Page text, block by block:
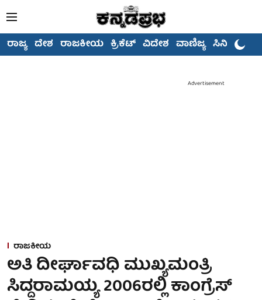
ರಾಜ್ಯ ದೇಶ ರಾಜಕೀಯ ಕ್ರಿಕೆಟ್ ವಿದೇಶ ವಾಣಿಜ್ಯ ಸಿನಿಮಾ
Advertisement
ರಾಜಕೀಯ
ಅತಿ ದೀರ್ಘಾವಧಿ ಮುಖ್ಯಮಂತ್ರಿ
ಸಿದ್ದರಾಮಯ್ಯ 2006ರಲ್ಲಿ ಕಾಂಗ್ರೆಸ್